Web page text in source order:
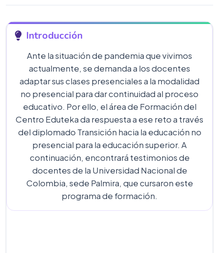
Introducción
Ante la situación de pandemia que vivimos
actualmente, se demanda a los docentes
adaptar sus clases presenciales a la modalidad
no presencial para dar continuidad al proceso
educativo. Por ello, el área de Formación del
Centro Eduteka da respuesta a ese reto a través
del diplomado Transición hacia la educación no
presencial para la educación superior. A
continuación, encontrará testimonios de
docentes de la Universidad Nacional de
Colombia, sede Palmira, que cursaron este
programa de formación.